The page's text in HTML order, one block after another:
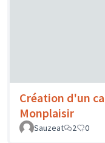
Création d'un
Monplaisir
Sauzeat
2 0